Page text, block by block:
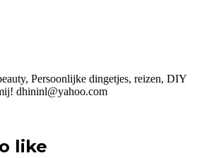
Persoonlijke dingetjes, reizen, DIY
dhininl@yahoo.com
like